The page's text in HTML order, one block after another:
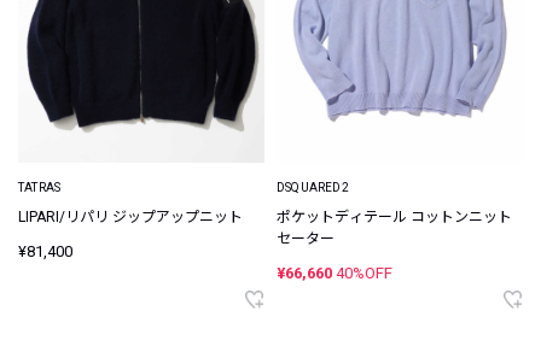
TATRAS
LIPARI/リパリ ジップアップニット
¥81,400
DSQUARED2
ポケットディテール コットンニット
セーター
¥66,660 40%OFF